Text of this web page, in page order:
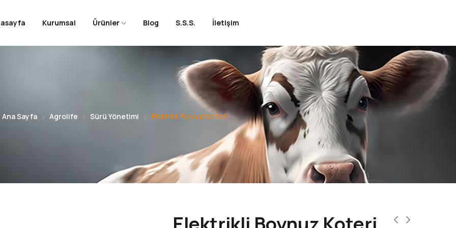
Kurumsal Ürünler Blog S.S.S. İletişim
Ana Sayfa Agrolife Sürü Yönetimi Elektrikli Boynuz Koteri